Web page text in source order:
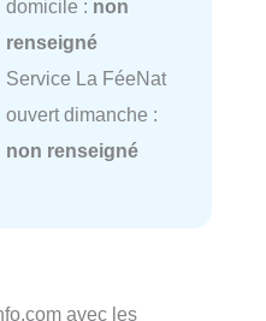
domicile : non
renseigné
Service La FéeNat
ouvert dimanche :
non renseigné
avec les